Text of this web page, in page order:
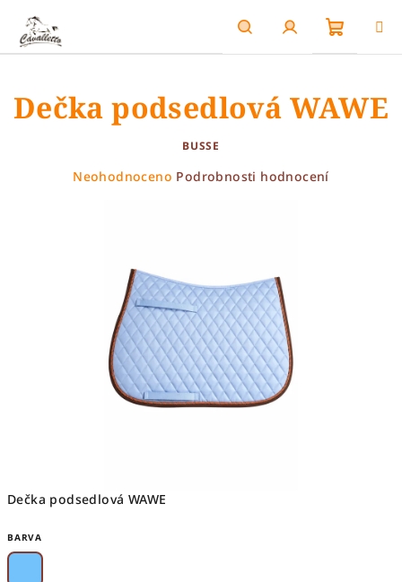
obsah
HledatPřihlášení
košík
Dečka podsedlová WAWE
BARVA
Dečka podsedlová WAWE
BUSSE
Průměrné
hvězdiček.
Neohodnoceno Podrobnosti hodnocení